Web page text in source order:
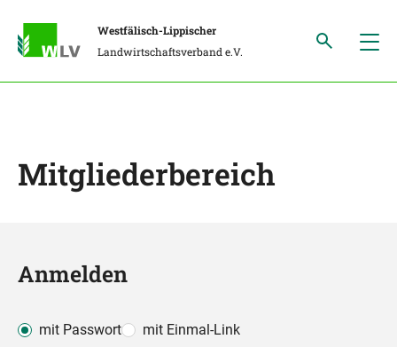
Westfälisch-Lippischer
Landwirtschaftsverband e.V.
Mitgliederbereich
Anmelden
mit Passwort mit Einmal-Link